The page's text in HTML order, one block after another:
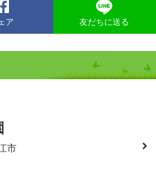
ア 友だちに送る
市